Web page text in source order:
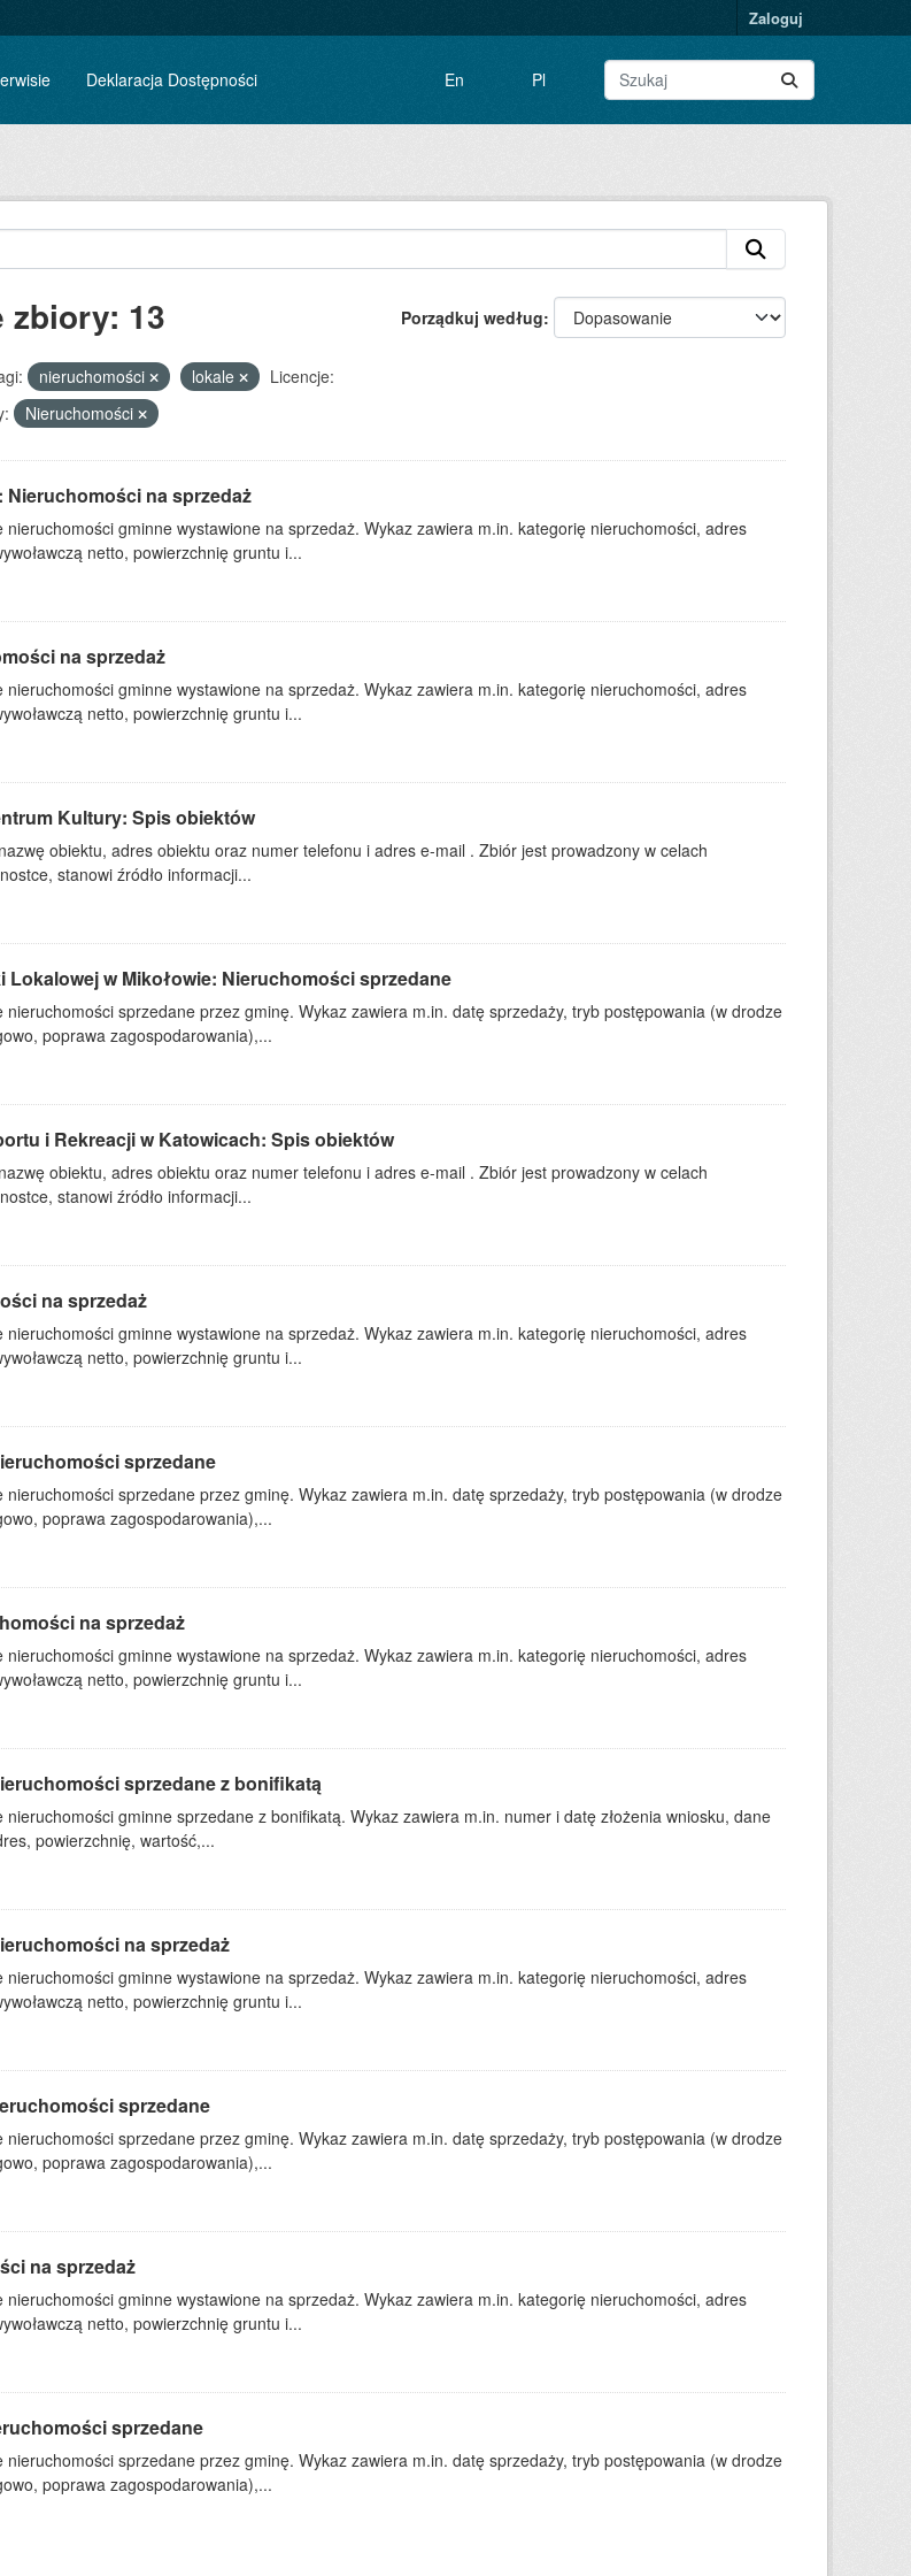
Zaloguj
Deklaracja Dostępności En Pl
Porządkuj według
zbiory: 13
nieruchomości lokale
Licencje:
Nieruchomości
Nieruchomości na sprzedaż
gminne wystawione na sprzedaż. Wykaz zawiera m.in. kategorię nieruchomości, adres
netto, powierzchnię gruntu i...
na sprzedaż
gminne wystawione na sprzedaż. Wykaz zawiera m.in. kategorię nieruchomości, adres
netto, powierzchnię gruntu i...
Kultury: Spis obiektów
obiektu, adres obiektu oraz numer telefonu i adres e-mail . Zbiór jest prowadzony w celach
stanowi źródło informacji...
Lokalowej w Mikołowie: Nieruchomości sprzedane
sprzedane przez gminę. Wykaz zawiera m.in. datę sprzedaży, tryb postępowania (w drodze
poprawa zagospodarowania),...
i Rekreacji w Katowicach: Spis obiektów
obiektu, adres obiektu oraz numer telefonu i adres e-mail . Zbiór jest prowadzony w celach
stanowi źródło informacji...
na sprzedaż
gminne wystawione na sprzedaż. Wykaz zawiera m.in. kategorię nieruchomości, adres
netto, powierzchnię gruntu i...
sprzedane
sprzedane przez gminę. Wykaz zawiera m.in. datę sprzedaży, tryb postępowania (w drodze
poprawa zagospodarowania),...
na sprzedaż
gminne wystawione na sprzedaż. Wykaz zawiera m.in. kategorię nieruchomości, adres
netto, powierzchnię gruntu i...
sprzedane z bonifikatą
gminne sprzedane z bonifikatą. Wykaz zawiera m.in. numer i datę złożenia wniosku, dane
powierzchnię, wartość,...
na sprzedaż
gminne wystawione na sprzedaż. Wykaz zawiera m.in. kategorię nieruchomości, adres
netto, powierzchnię gruntu i...
sprzedane
sprzedane przez gminę. Wykaz zawiera m.in. datę sprzedaży, tryb postępowania (w drodze
poprawa zagospodarowania),...
na sprzedaż
gminne wystawione na sprzedaż. Wykaz zawiera m.in. kategorię nieruchomości, adres
netto, powierzchnię gruntu i...
sprzedane
sprzedane przez gminę. Wykaz zawiera m.in. datę sprzedaży, tryb postępowania (w drodze
poprawa zagospodarowania),...